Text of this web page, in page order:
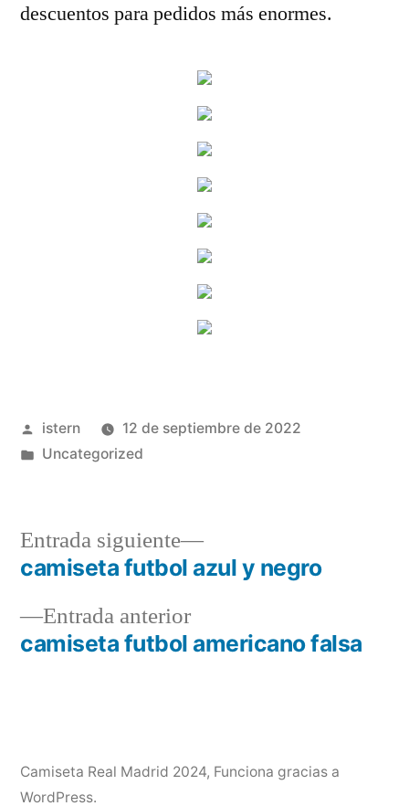
descuentos para pedidos más enormes.
Publicado
por
istern
12 de septiembre de 2022
Publicado
Uncategorized
Navegación
deEntrada anteriorEntrada
anterior:
camiseta futbol americano falsa
Entrada siguiente
Entrada
siguiente:
camiseta futbol azul y negro
Camiseta Real Madrid 2024, Funciona gracias a
WordPress.